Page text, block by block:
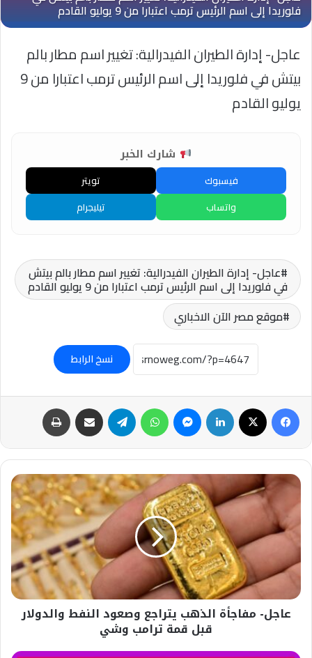
عاجل- إدارة الطيران الفيدرالية: تغيير اسم مطار بالم
بيتش في فلوريدا إلى اسم الرئيس ترمب اعتبارا من 9
يوليو القادم
شارك الخبر
فيسبوك
تويتر
واتساب
تيليجرام
عاجل- إدارة الطيران الفيدرالية: تغيير اسم مطار بالم بيتش
في فلوريدا إلى اسم الرئيس ترمب اعتبارا من 9 يوليو القادم
موقع مصر الآن الاخباري
نسخ الرابط
فيسبوك لينكدإن ماسنجر واتساب تيلقرام مشاركة عبر البريد
عاجل-
مفاجأة
الذهب
يتراجع
وصعود
النفط
والدولار
قمة
ترامب
عاجل- مفاجأة الذهب يتراجع وصعود النفط والدولار
قبل قمة ترامب وشي